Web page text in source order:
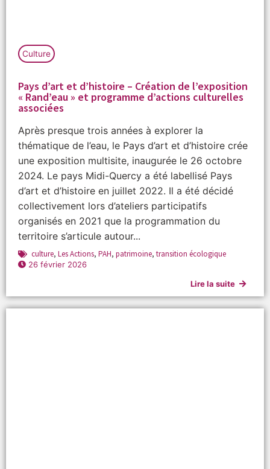
Culture
Pays d’art et d’histoire – Création de l’exposition
« Rand’eau » et programme d’actions culturelles
associées
Après presque trois années à explorer la
thématique de l’eau, le Pays d’art et d’histoire crée
une exposition multisite, inaugurée le 26 octobre
2024. Le pays Midi-Quercy a été labellisé Pays
d’art et d’histoire en juillet 2022. Il a été décidé
collectivement lors d’ateliers participatifs
organisés en 2021 que la programmation du
territoire s’articule autour...
culture, Les Actions, PAH, patrimoine, transition écologique
26 février 2026
Lire la suite